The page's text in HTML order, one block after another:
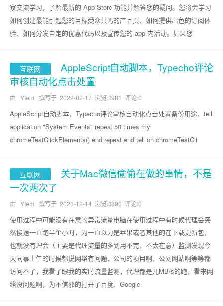
家交流学习，了解最新的 App Store 功能并解答您的疑问。您将会学习
如何创建最能引起您的目标受众共鸣的产品页、如何提供出色的订阅体
验、如何分发自定的优惠代码以及宣传您的 app 内活动。如果您
互联网
AppleScript自动脚本，Typecho评论
审核自动化点击处置
由 YIem 撰写于 2022-02-17 浏览:3981 评论:0
AppleScript自动脚本，Typecho评论审核自动化点击处置备份用途，tell
application "System Events" repeat 50 times my
chromeTestClickElements() end repeat end tell on chromeTestCli
互联网
关于Mac微信偷偷在做的事情，不是
一次两次了
由 YIem 撰写于 2021-12-14 浏览:3890 评论:0
使用过程中可能没有在意的异常流量电脑在使用过程中有时候代理会突
然慢速一直跑半个小时，为一直以为是苹果或者其他的在下载更新包，
也就没有理会（主要是代理流量的多到用不完，不太在意）监测发现今
天同事上午的时候都说网络有问题，公司的项目啊，公网网站啊等等都
访问不了，我看了眼我的实时流量监测，代理都是几MB/s的跑，看来网
络没问题啊，为不信邪的打开了百度、Google